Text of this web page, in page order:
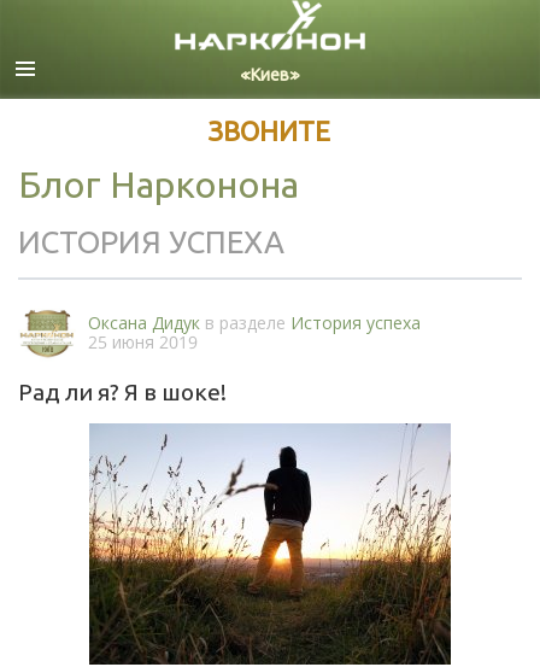
Русский
ЗВОНИТЕ
Блог Нарконона
ИСТОРИЯ УСПЕХА
Оксана Дидук в разделе История успеха
25 июня 2019
Рад ли я? Я в шоке!